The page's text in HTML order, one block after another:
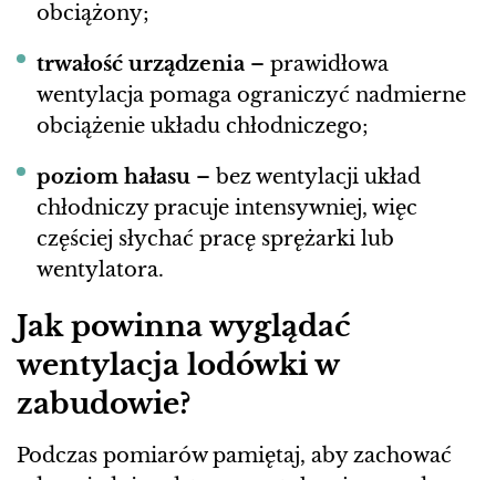
obciążony;
trwałość urządzenia – prawidłowa
wentylacja pomaga ograniczyć nadmierne
obciążenie układu chłodniczego;
poziom hałasu – bez wentylacji układ
chłodniczy pracuje intensywniej, więc
częściej słychać pracę sprężarki lub
wentylatora.
Jak powinna wyglądać
wentylacja lodówki w
zabudowie?
Podczas pomiarów pamiętaj, aby zachować